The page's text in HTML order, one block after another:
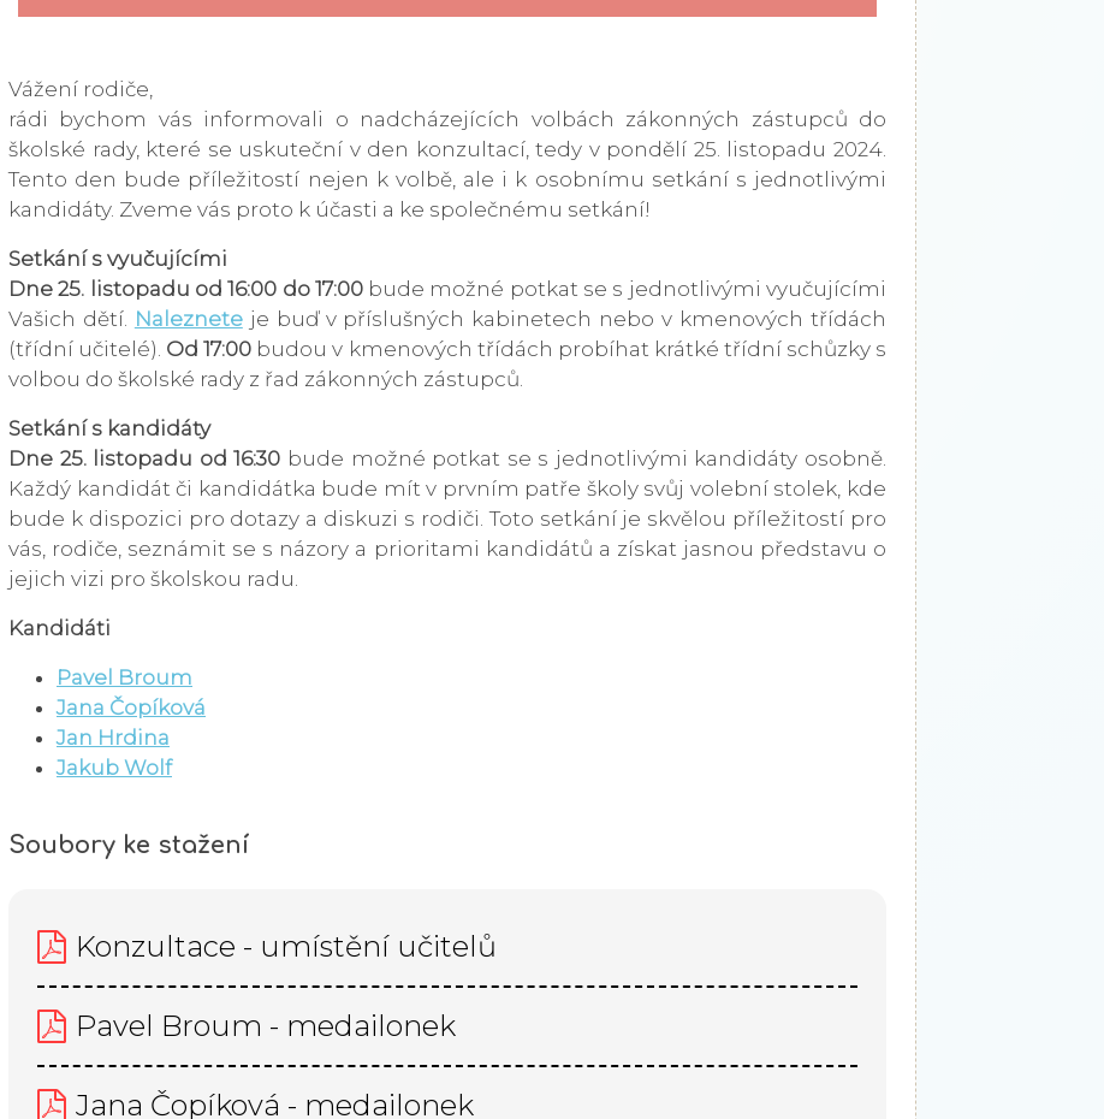
Vážení rodiče,
rádi bychom vás informovali o nadcházejících volbách zákonných zástupců do
školské rady, které se uskuteční v den konzultací, tedy v pondělí 25. listopadu 2024.
Tento den bude příležitostí nejen k volbě, ale i k osobnímu setkání s jednotlivými
kandidáty. Zveme vás proto k účasti a ke společnému setkání!
Setkání s vyučujícími
Dne 25. listopadu od 16:00 do 17:00bude možné potkat se s jednotlivými vyučujícími
Vašich dětí. Nalezneteje buď v příslušných kabinetech nebo v kmenových třídách
(třídní učitelé). Od 17:00 budou v kmenových třídách probíhat krátké třídní schůzky s
volbou do školské rady z řad zákonných zástupců.
Setkání s kandidáty
Dne 25. listopadu od 16:30 bude možné potkat se s jednotlivými kandidáty osobně.
Každý kandidát či kandidátka bude mít v prvním patře školy svůj volební stolek, kde
bude k dispozici pro dotazy a diskuzi s rodiči. Toto setkání je skvělou příležitostí pro
vás, rodiče, seznámit se s názory a prioritami kandidátů a získat jasnou představu o
jejich vizi pro školskou radu.
Kandidáti
Pavel Broum
Jana Čopíková
Jan Hrdina
Jakub Wolf
Soubory ke stažení
Konzultace - umístění učitelů
Pavel Broum - medailonek
Jana Čopíková - medailonek